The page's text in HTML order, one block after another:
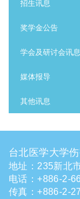
招生讯息
奖学金公告
学会及研讨会讯息
媒体报导
其他讯息
台北医学大学
地址：235新北
电话 ：+886-2-
传真：+886-2-